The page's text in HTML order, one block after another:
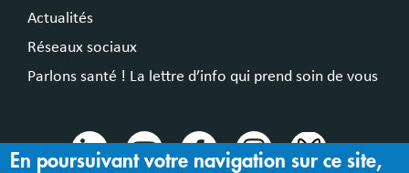
Actualités
Réseaux sociaux
Parlons santé ! La lettre d’info qui prend soin de vous
En poursuivant votre navigation sur ce site,